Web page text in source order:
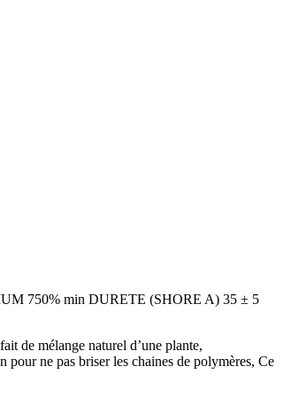
750% min DURETE (SHORE A) 35 ± 5
de mélange naturel d’une plante,
pour ne pas briser les chaines de polymères, Ce